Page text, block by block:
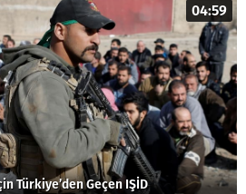
04:59
Türkiye’den Geçen IŞİD